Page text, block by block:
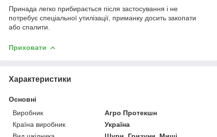
Принада легко прибирається після застосування і не
потребує спеціальної утилізації, приманку досить закопати
або спалити.
Приховати
Характеристики
Основні
Виробник
Агро Протекшн
Країна виробник
Україна